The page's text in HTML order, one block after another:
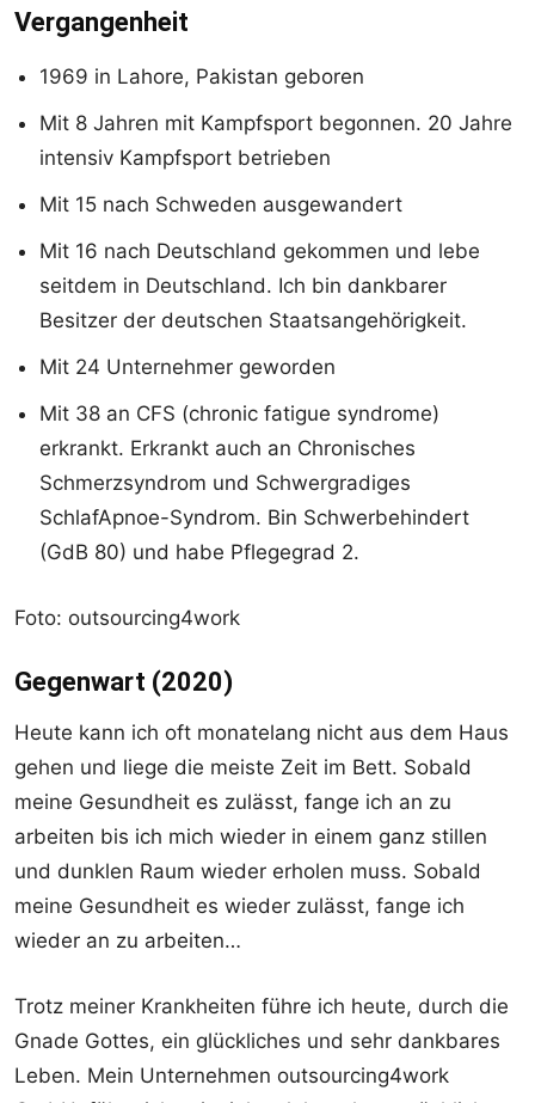
Vergangenheit
1969 in Lahore, Pakistan geboren
Mit 8 Jahren mit Kampfsport begonnen. 20 Jahre
intensiv Kampfsport betrieben
Mit 15 nach Schweden ausgewandert
Mit 16 nach Deutschland gekommen und lebe
seitdem in Deutschland. Ich bin dankbarer
Besitzer der deutschen Staatsangehörigkeit.
Mit 24 Unternehmer geworden
Mit 38 an CFS (chronic fatigue syndrome)
erkrankt. Erkrankt auch an Chronisches
Schmerzsyndrom und Schwergradiges
SchlafApnoe-Syndrom. Bin Schwerbehindert
(GdB 80) und habe Pflegegrad 2.
Foto: outsourcing4work
Gegenwart (2020)
Heute kann ich oft monatelang nicht aus dem Haus
gehen und liege die meiste Zeit im Bett. Sobald
meine Gesundheit es zulässt, fange ich an zu
arbeiten bis ich mich wieder in einem ganz stillen
und dunklen Raum wieder erholen muss. Sobald
meine Gesundheit es wieder zulässt, fange ich
wieder an zu arbeiten…
Trotz meiner Krankheiten führe ich heute, durch die
Gnade Gottes, ein glückliches und sehr dankbares
Leben. Mein Unternehmen outsourcing4work